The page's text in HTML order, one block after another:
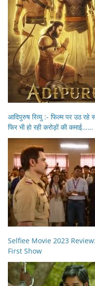
आदिपुरुष रिव्यु :- फिल्म पर उठ
फिर भी हो रही करोड़ों की कमाई……
Selfiee Movie 2023
First Show